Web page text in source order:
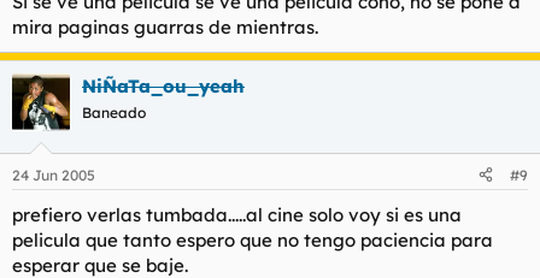
mira paginas guarras de mientras.
NiÑaTa_ou_yeah
Baneado
24 Jun 2005 #9
prefiero verlas tumbada.....al cine solo voy si es una
pelicula que tanto espero que no tengo paciencia para
esperar que se baje.